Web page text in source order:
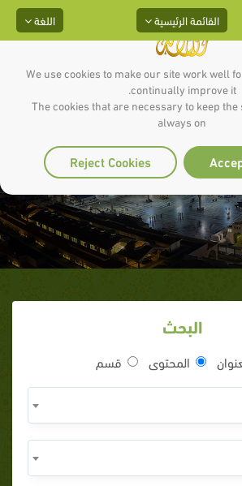
We use cookies to make our site work well
continually improve it.
The cookies that are necessary to keep
always on
Reject Cookies
اللغة القائمة الرئيسية
غزوة أحد
البحث
المحتوى قسم